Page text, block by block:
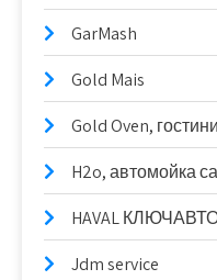
GarMash
Gold Mais
Gold Oven,
H2o, автомойка
HAVAL
Jdm service